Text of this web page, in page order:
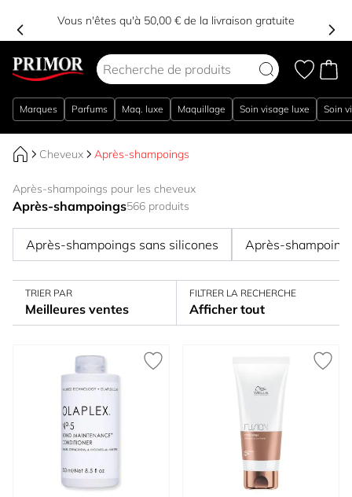
Vous n'êtes qu'à 50,00 € de la livraison gratuite
Marques Parfums Maq. luxe Maquillage Soin visage luxe Soin
Cheveux Après-shampoings
Après-shampoings pour les cheveux
Après-shampoings566 produits
Après-shampoings sans silicones Après-
TRIER PAR
Meilleures ventes
FILTRER LA RECHERCHE
Afficher tout